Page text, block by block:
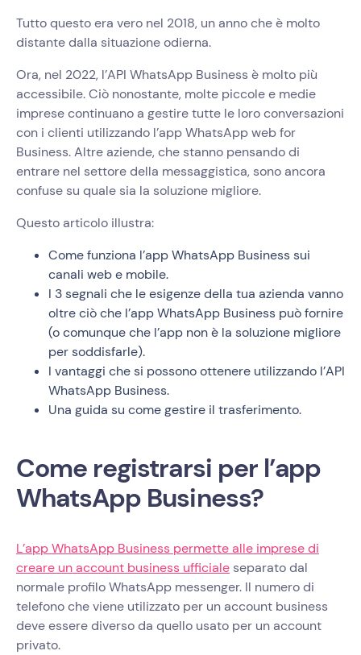
Tutto questo era vero nel 2018, un anno che è molto
distante dalla situazione odierna.
Ora, nel 2022, l’API WhatsApp Business è molto più
accessibile. Ciò nonostante, molte piccole e medie
imprese continuano a gestire tutte le loro conversazioni
con i clienti utilizzando l’app WhatsApp web for
Business. Altre aziende, che stanno pensando di
entrare nel settore della messaggistica, sono ancora
confuse su quale sia la soluzione migliore.
Questo articolo illustra:
Come funziona l’app WhatsApp Business sui
canali web e mobile.
I 3 segnali che le esigenze della tua azienda vanno
oltre ciò che l’app WhatsApp Business può fornire
(o comunque che l’app non è la soluzione migliore
per soddisfarle).
I vantaggi che si possono ottenere utilizzando l’API
WhatsApp Business.
Una guida su come gestire il trasferimento.
Come registrarsi per l’app
WhatsApp Business?
L’app WhatsApp Business permette alle imprese di
creare un account business ufficiale separato dal
normale profilo WhatsApp messenger. Il numero di
telefono che viene utilizzato per un account business
deve essere diverso da quello usato per un account
privato.